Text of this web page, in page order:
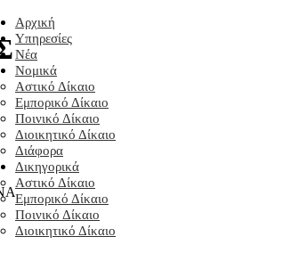
Αρχική
Υπηρεσίες
Νέα
Νομικά
Αστικό Δίκαιο
Εμπορικό Δίκαιο
Ποινικό Δίκαιο
Διοικητικό Δίκαιο
Διάφορα
Δικηγορικά
Αστικό Δίκαιο
Εμπορικό Δίκαιο
Ποινικό Δίκαιο
Διοικητικό Δίκαιο